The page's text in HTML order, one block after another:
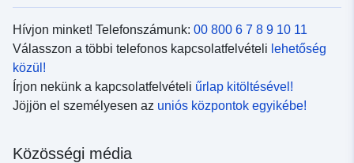
Hívjon minket! Telefonszámunk: 00 800 6 7 8 9 10 11
Válasszon a többi telefonos kapcsolatfelvételi lehetőség
közül!
Írjon nekünk a kapcsolatfelvételi űrlap kitöltésével!
Jöjjön el személyesen az uniós központok egyikébe!
Közösségi média